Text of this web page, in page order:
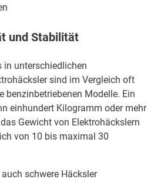
und Stabilität
in unterschiedlichen
sind im Vergleich oft
benzinbetriebenen Modelle. Ein
einhundert Kilogramm oder mehr
Gewicht von Elektrohäckslern
von 10 bis maximal 30
schwere Häcksler